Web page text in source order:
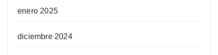
enero 2025
diciembre 2024